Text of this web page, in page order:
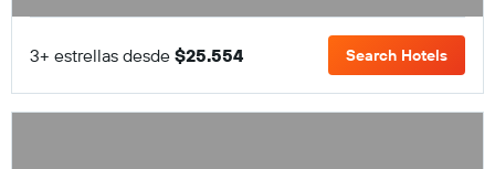
3+ estrellas desde $25.554 Search Hotels